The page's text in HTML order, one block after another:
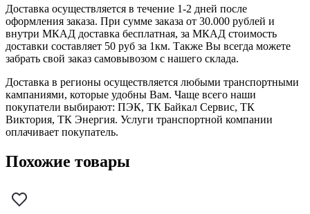
Доставка осуществляется в течение 1-2 дней после
оформления заказа. При сумме заказа от 30.000 рублей и
внутри МКАД доставка бесплатная, за МКАД стоимость
доставки составляет 50 руб за 1км. Также Вы всегда можете
забрать свой заказ самовывозом с нашего склада.
Доставка в регионы осуществляется любыми транспортными
кампаниями, которые удобны Вам. Чаще всего наши
покупатели выбирают: ПЭК, ТК Байкал Сервис, ТК
Виктория, ТК Энергия. Услуги транспортной компании
оплачивает покупатель.
Похожие товары